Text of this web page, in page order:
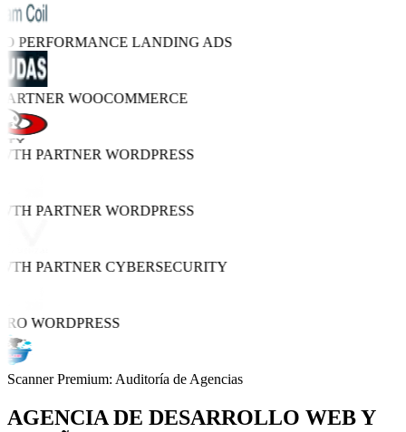
PERFORMANCELANDING ADS
WOOCOMMERCE
PARTNERWORDPRESS
PARTNERWORDPRESS
PARTNERCYBERSECURITY
WORDPRESS
Scanner Premium: Auditoría de Agencias
AGENCIA DE DESARROLLO WEB Y